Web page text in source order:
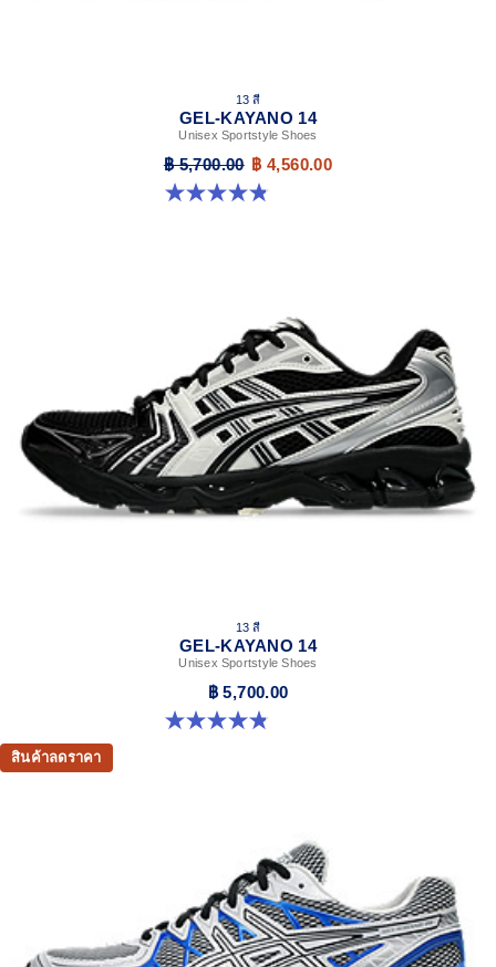
13 สี
GEL-KAYANO 14
Unisex Sportstyle Shoes
฿ 5,700.00 ฿ 4,560.00
4.8 จาก 5 ดาว 1719 รีวิว
13 สี
GEL-KAYANO 14
Unisex Sportstyle Shoes
฿ 5,700.00
4.8 จาก 5 ดาว 1719 รีวิว
สินค้าลดราคา